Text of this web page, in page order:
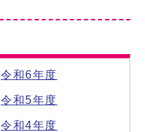
令和6年度
令和5年度
令和4年度